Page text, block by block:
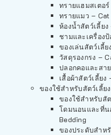
ทรายแฮมสเตอ
ทรายแมว – Cat
ห้องน้ำสัตว์เลี้ย
ชามและเครื่อง
ของเล่นสัตว์เลี้ย
วัสดุรองกรง –
ปลอกคอและสา
เสื้อผ้าสัตว์เลี้ย
ของใช้สำหรับสัตว์เลี้ย
ของใช้สำหรับสั
โดมนอนและที่น
Bedding
ของประดับสำห